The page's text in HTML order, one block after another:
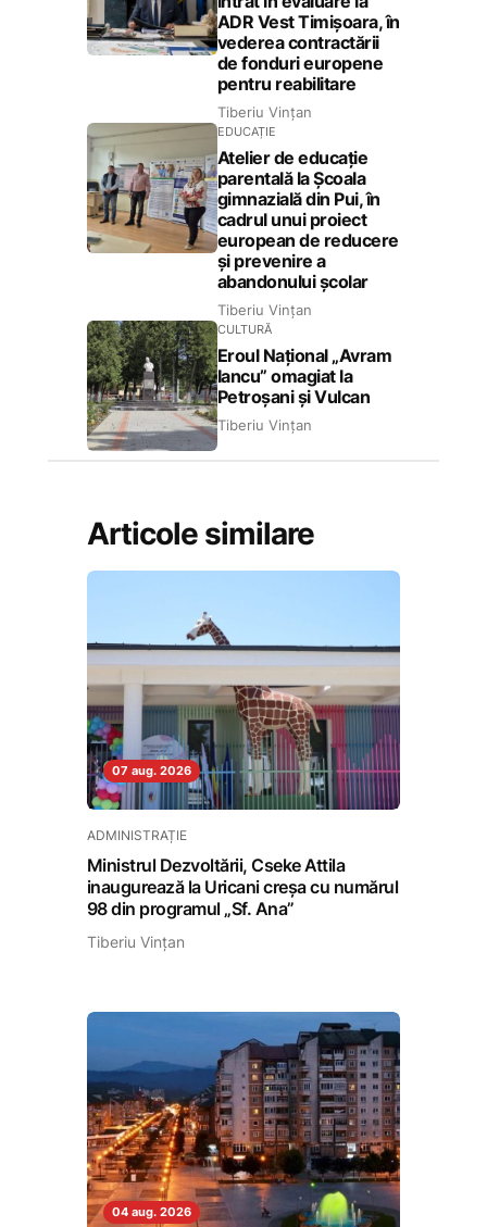
ADR Vest Timișoara, în
vederea contractării
de fonduri europene
pentru reabilitare
Tiberiu Vințan
EDUCAȚIE
Atelier de educație
parentală la Școala
gimnazială din Pui, în
cadrul unui proiect
european de reducere
și prevenire a
abandonului școlar
Tiberiu Vințan
CULTURĂ
Eroul Național „Avram
Iancu” omagiat la
Petroșani și Vulcan
Tiberiu Vințan
Articole similare
07 aug. 2026
ADMINISTRAȚIE
Ministrul Dezvoltării, Cseke Attila
inaugurează la Uricani creșa cu numărul
98 din programul „Sf. Ana”
Tiberiu Vințan
04 aug. 2026